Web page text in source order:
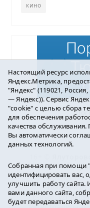
кино
Учредитель: АНО
Главный
E-mail:
Настоящий ресурс
Яндекс.Метрика,
"Яндекс" (119021,
— Яндекс)). Сервис
"cookie" с целью сбора
для обеспечения
качества
Вы автоматически
данных технологий.
Собранная при помощи
идентифицировать
улучшить работу
вами данного сайта,
будет передаваться